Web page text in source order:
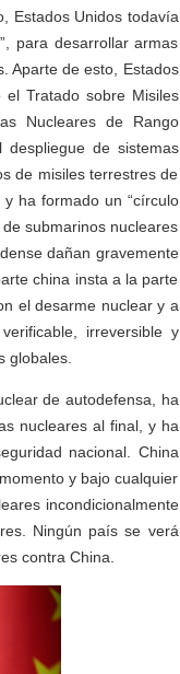
Estados Unidos todavía
para desarrollar armas
Aparte de esto, Estados
Tratado sobre Misiles
Nucleares de Rango
de sistemas
de misiles terrestres de
ha formado un “círculo
submarinos nucleares
dañan gravemente
china insta a la parte
el desarme nuclear y a
irreversible y
globales.
de autodefensa, ha
nucleares al final, y ha
nacional. China
y bajo cualquier
incondicionalmente
Ningún país se verá
contra China.